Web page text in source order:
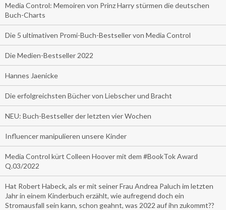
Media Control: Memoiren von Prinz Harry stürmen die deutschen
Buch-Charts
Die 5 ultimativen Promi-Buch-Bestseller von Media Control
Die Medien-Bestseller 2022
Hannes Jaenicke
Die erfolgreichsten Bücher von Liebscher und Bracht
NEU: Buch-Bestseller der letzten vier Wochen
Influencer manipulieren unsere Kinder
Media Control kürt Colleen Hoover mit dem #BookTok Award
Q.03/2022
Hat Robert Habeck, als er mit seiner Frau Andrea Paluch im letzten
Jahr in einem Kinderbuch erzählt, wie aufregend doch ein
Stromausfall sein kann, schon geahnt, was 2022 auf ihn zukommt??